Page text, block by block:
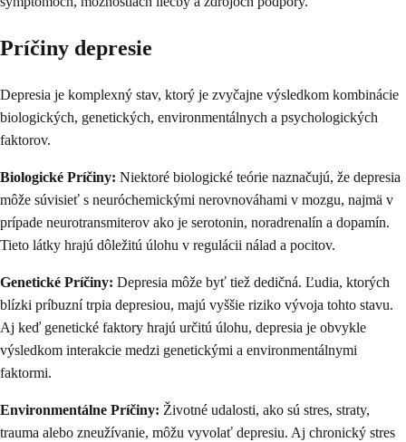
Príčiny depresie
Depresia je komplexný stav, ktorý je zvyčajne výsledkom kombinácie
biologických, genetických, environmentálnych a psychologických
faktorov.
Biologické Príčiny: Niektoré biologické teórie naznačujú, že depresia
môže súvisieť s neuróchemickými nerovnováhami v mozgu, najmä v
prípade neurotransmiterov ako je serotonin, noradrenalín a dopamín.
Tieto látky hrajú dôležitú úlohu v regulácii nálad a pocitov.
Genetické Príčiny: Depresia môže byť tiež dedičná. Ľudia, ktorých
blízki príbuzní trpia depresiou, majú vyššie riziko vývoja tohto stavu.
Aj keď genetické faktory hrajú určitú úlohu, depresia je obvykle
výsledkom interakcie medzi genetickými a environmentálnymi
faktormi.
Environmentálne Príčiny: Životné udalosti, ako sú stres, straty,
trauma alebo zneužívanie, môžu vyvolať depresiu. Aj chronický stres